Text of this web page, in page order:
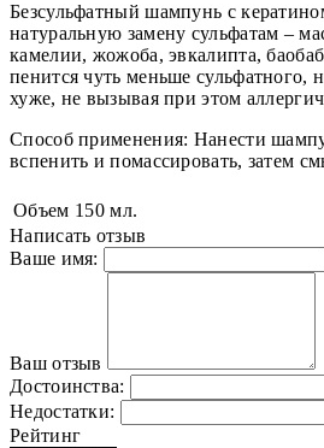
Безсульфатный шампунь с
натуральную замену сульфатам –
камелии, жожоба, эвкалипта,
пенится чуть меньше сульфатного,
хуже, не вызывая при этом
Способ применения: Нанести
вспенить и помассировать, затем
Объем 150 мл.
Написать отзыв
Ваше имя:
Ваш отзыв
Достоинства:
Недостатки:
Рейтинг